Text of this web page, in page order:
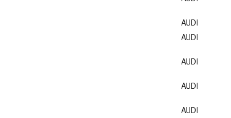
AUDI
AUDI
AUDI
AUDI
AUDI